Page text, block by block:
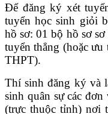
Để đăng ký xét
tuyển học sinh giỏi
hồ sơ: 01 bộ hồ sơ
tuyển thẳng (hoặc
THPT).
Thí sinh đăng ký và
sinh quân sự các
(trực thuộc tỉnh) nơi